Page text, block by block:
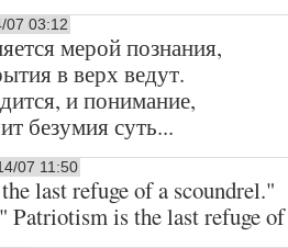
07 03:12
мерой познания,
в верх ведут.
и понимание,
безумия суть...
07 11:50
last refuge of a scoundrel."
Patriotism is the last refuge